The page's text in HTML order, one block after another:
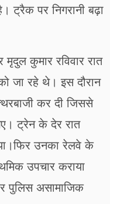
ट्रैक पर निगरानी बढ़ा
कुमार रविवार रात
जा रहे थे। इस दौरान
कर दी जिससे
ट्रेन के देर रात
उनका रेलवे के
उपचार कराया
पुलिस असामाजिक